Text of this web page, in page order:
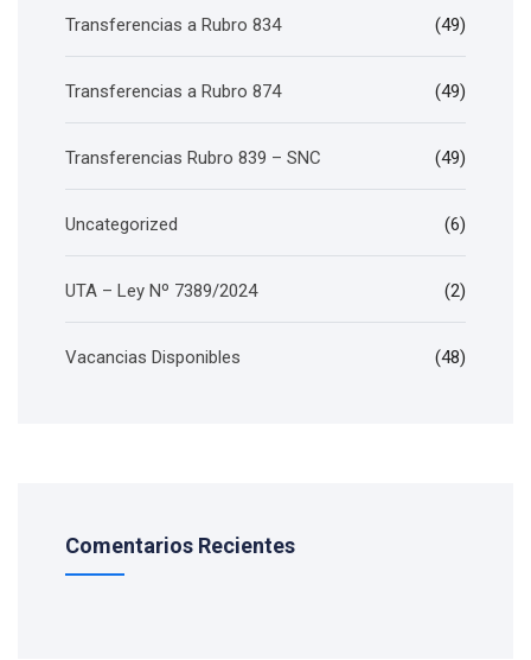
Transferencias a Rubro 834 (49)
Transferencias a Rubro 874 (49)
Transferencias Rubro 839 – SNC (49)
Uncategorized (6)
UTA – Ley Nº 7389/2024 (2)
Vacancias Disponibles (48)
Comentarios Recientes